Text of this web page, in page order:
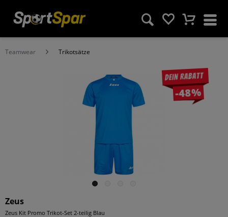
Teamwear Trikotsätze
Dein Rabatt
-48%
Zeus
Zeus Kit Promo Trikot-Set 2-teilig Blau